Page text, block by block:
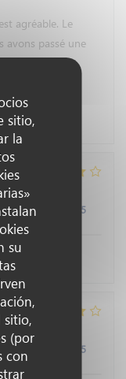
sitio,
la
su
sitio,
(por
con
agréable. Le
avons passé une
salade au
et
d'un verre de
/ Precio /5
bien
/ Precio /5